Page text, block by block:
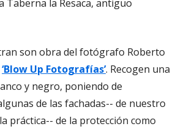
Taberna la Resaca, antiguo
son obra del fotógrafo Roberto
‘Blow Up Fotografías’. Recogen una
y negro, poniendo de
de las fachadas-- de nuestro
práctica-- de la protección como